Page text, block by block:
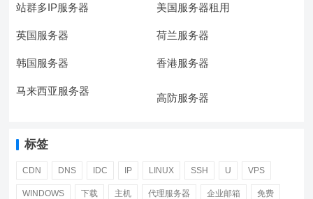
站群多IP服务器 美国服务器租用
英国服务器 荷兰服务器
韩国服务器 香港服务器
马来西亚服务器
高防服务器
标签
CDN DNS IDC IP LINUX SSH U VPS
WINDOWS 下载 主机 代理服务器 企业邮箱 免费